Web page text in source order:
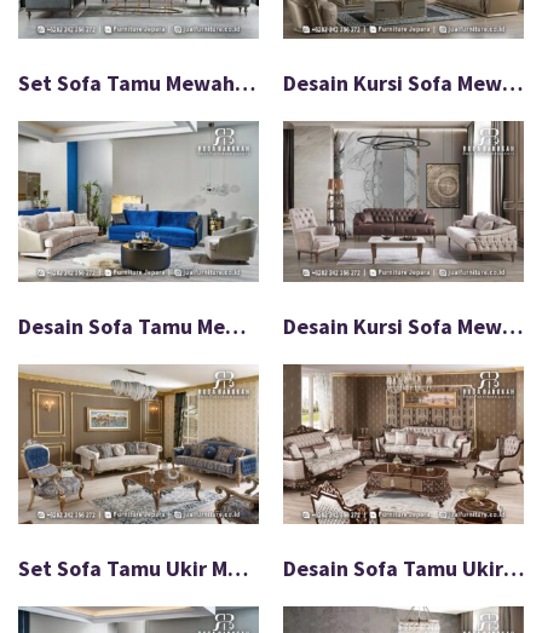
Set Sofa Tamu Mewah Modern Luxury Kontras Elegan FS1512 Desain Kursi Sofa Mewah Keluarga Estetik Aksen Gold FS1511
Desain Sofa Tamu Mewah Kontemporer Beludru Premium FS1510 Desain Kursi Sofa Mewah Keluarga Estetik Ukir Jepara FS1509
Set Sofa Tamu Ukir Mewah Detail Ukir Cantik FS1500 Desain Sofa Tamu Ukir Klasik Eropa Mewah dan Elegan FS1499